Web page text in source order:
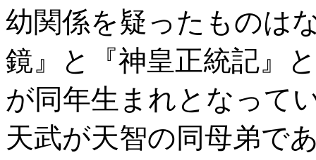
幼関係を疑ったものは
鏡』と『神皇正統記』
が同年生まれとなって
天武が天智の同母弟で